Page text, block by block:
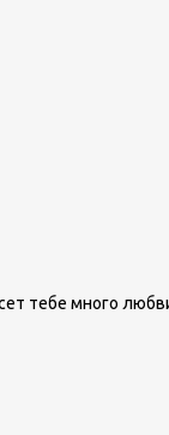
тебе много